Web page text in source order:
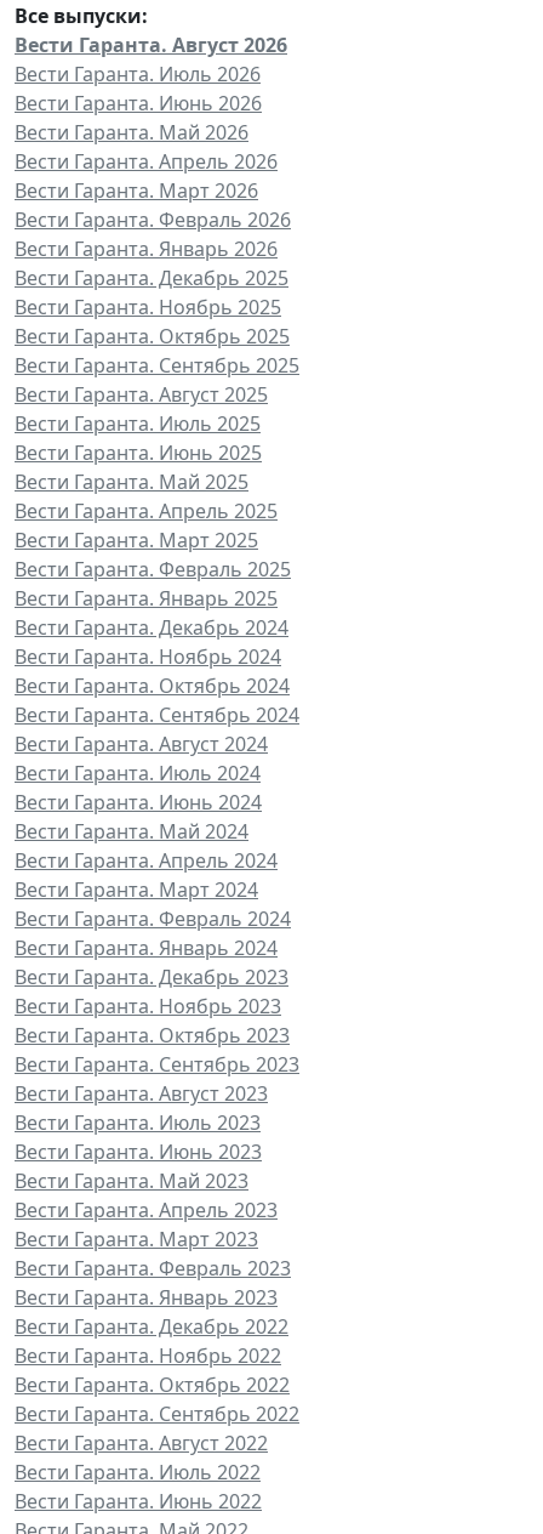
Все выпуски:
Вести Гаранта. Август 2026
Вести Гаранта. Июль 2026
Вести Гаранта. Июнь 2026
Вести Гаранта. Май 2026
Вести Гаранта. Апрель 2026
Вести Гаранта. Март 2026
Вести Гаранта. Февраль 2026
Вести Гаранта. Январь 2026
Вести Гаранта. Декабрь 2025
Вести Гаранта. Ноябрь 2025
Вести Гаранта. Октябрь 2025
Вести Гаранта. Сентябрь 2025
Вести Гаранта. Август 2025
Вести Гаранта. Июль 2025
Вести Гаранта. Июнь 2025
Вести Гаранта. Май 2025
Вести Гаранта. Апрель 2025
Вести Гаранта. Март 2025
Вести Гаранта. Февраль 2025
Вести Гаранта. Январь 2025
Вести Гаранта. Декабрь 2024
Вести Гаранта. Ноябрь 2024
Вести Гаранта. Октябрь 2024
Вести Гаранта. Сентябрь 2024
Вести Гаранта. Август 2024
Вести Гаранта. Июль 2024
Вести Гаранта. Июнь 2024
Вести Гаранта. Май 2024
Вести Гаранта. Апрель 2024
Вести Гаранта. Март 2024
Вести Гаранта. Февраль 2024
Вести Гаранта. Январь 2024
Вести Гаранта. Декабрь 2023
Вести Гаранта. Ноябрь 2023
Вести Гаранта. Октябрь 2023
Вести Гаранта. Сентябрь 2023
Вести Гаранта. Август 2023
Вести Гаранта. Июль 2023
Вести Гаранта. Июнь 2023
Вести Гаранта. Май 2023
Вести Гаранта. Апрель 2023
Вести Гаранта. Март 2023
Вести Гаранта. Февраль 2023
Вести Гаранта. Январь 2023
Вести Гаранта. Декабрь 2022
Вести Гаранта. Ноябрь 2022
Вести Гаранта. Октябрь 2022
Вести Гаранта. Сентябрь 2022
Вести Гаранта. Август 2022
Вести Гаранта. Июль 2022
Вести Гаранта. Июнь 2022